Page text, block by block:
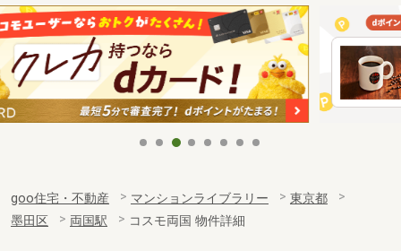
goo住宅・不動産 マンションライブラリー
東京都
墨田区
両国駅 コスモ両国 物件詳細